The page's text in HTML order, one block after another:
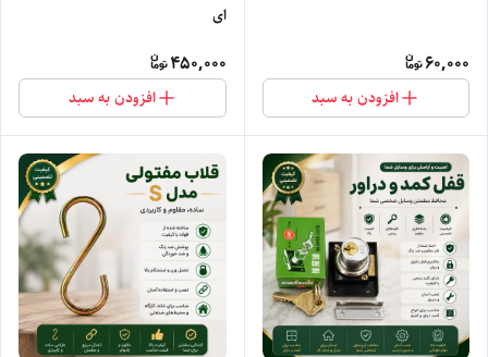
60,000
افزودن به سبد
ای
450,000
افزودن به سبد